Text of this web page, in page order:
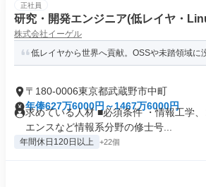
正社員
研究・開発エンジニア(低レイヤ・
株式会社イーゲル
低レイヤから世界へ貢献。OSSや未踏領域に
〒180-0006東京都武蔵野市中町
年俸627万6000円～1467万6000円
求めている人材 ■必須条件 ・情報工学
エンスなど情報系分野の修士号...
年間休日120日以上 +22個